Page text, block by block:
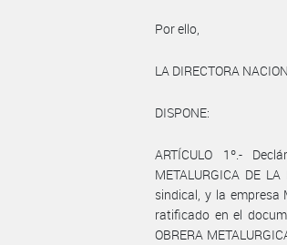
Por ello,
LA DIRECTORA
DISPONE:
ARTÍCULO 1º.-
METALURGICA DE
sindical, y la empresa
ratificado en el
OBRERA